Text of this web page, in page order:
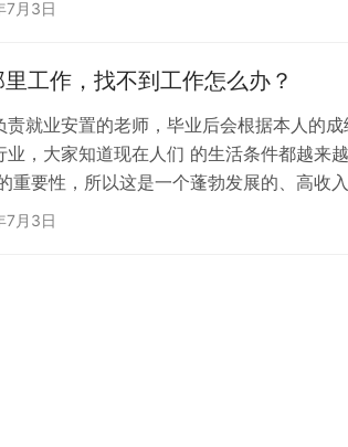
7月3日
工作，找不到工作怎么办？
责就业安置的老师，毕业后会根据本人的
业，大家知道现在人们 的生活条件都越来
重要性，所以这是一个蓬勃发展的、高收
阳、安阳、新乡市级城市一直 到乡镇，
7月3日